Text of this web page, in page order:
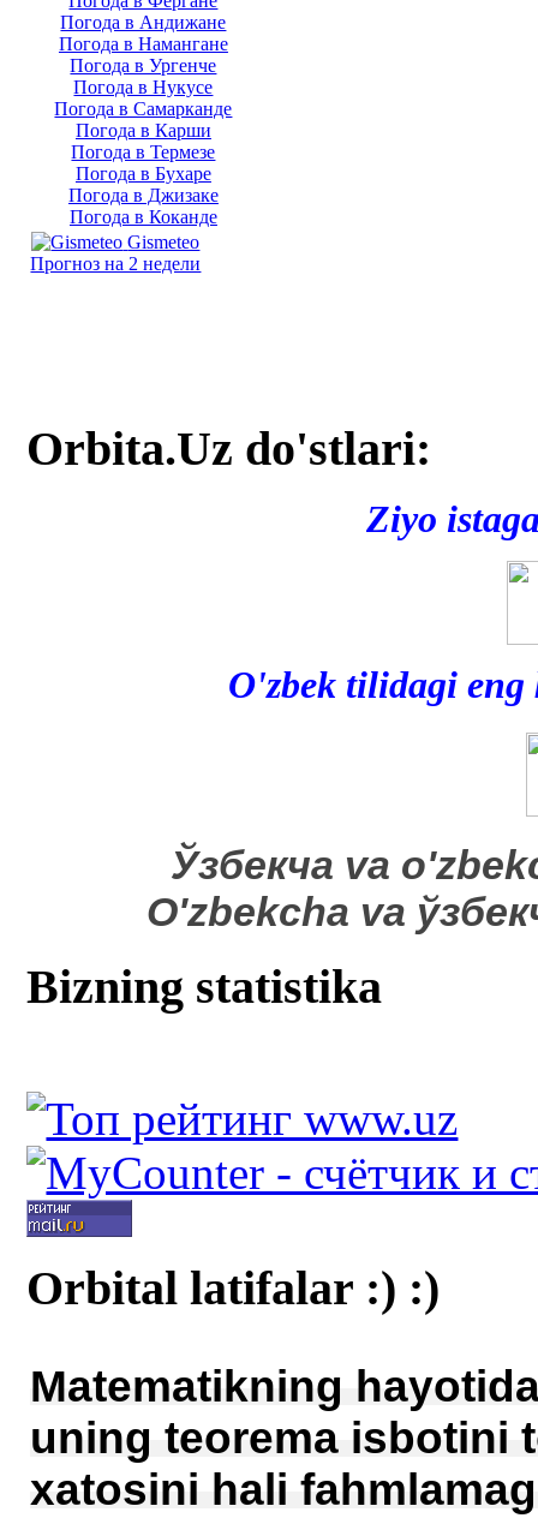
Погода в Андижане
Погода в Намангане
Погода в Ургенче
Погода в Нукусе
Погода в Самарканде
Погода в Карши
Погода в Термезе
Погода в Бухаре
Погода в Джизаке
Погода в Коканде
Gismeteo
Прогноз на 2 недели
Orbita.Uz do'stlari:
Ziyo
O'zbek tilidagi
​Ўзбекча va
O'zbekcha va
Bizning statistika
Orbital latifalar :) :)
Matematikning
uning teorema isbotini
xatosini hali